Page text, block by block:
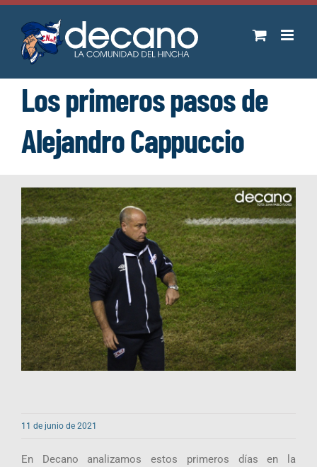
Saltar
contenido
Los primeros pasos de
Alejandro Cappuccio
11 de junio de 2021
En Decano analizamos estos primeros días en la